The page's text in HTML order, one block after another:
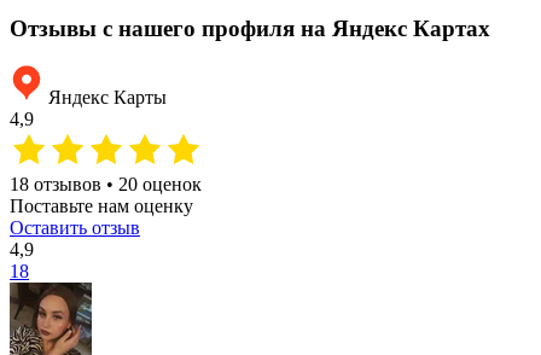
Отзывы с нашего профиля на Яндекс Картах
Яндекс Карты
4,9
18 отзывов • 20 оценок
Поставьте нам оценку
Оставить отзыв
4,9
18